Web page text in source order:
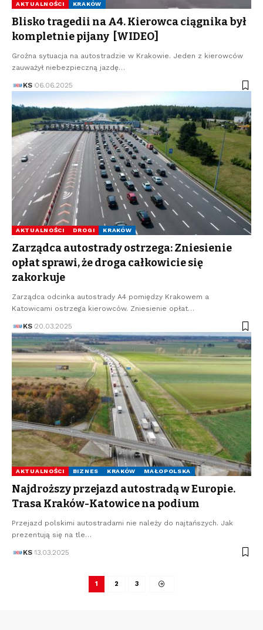
AKTUALNOŚCI KRAKÓW
Blisko tragedii na A4. Kierowca ciągnika był
kompletnie pijany [WIDEO]
Groźna sytuacja na autostradzie w Krakowie. Jeden z kierowców
zauważył niebezpieczną jazdę…
KS 06.06.2025
AKTUALNOŚCI DROGI KRAKÓW
Zarządca autostrady ostrzega: Zniesienie
opłat sprawi, że droga całkowicie się
zakorkuje
Zarządca odcinka autostrady A4 pomiędzy Krakowem a
Katowicami ostrzega kierowców. Zniesienie opłat…
KS 20.03.2025
AKTUALNOŚCI BIZNES KRAKÓW MAŁOPOLSKA
Najdroższy przejazd autostradą w Europie.
Trasa Kraków-Katowice na podium
Przejazd polskimi autostradami nie należy do najtańszych. Jak
prezentują się na tle…
KS 13.03.2025
1 2 3